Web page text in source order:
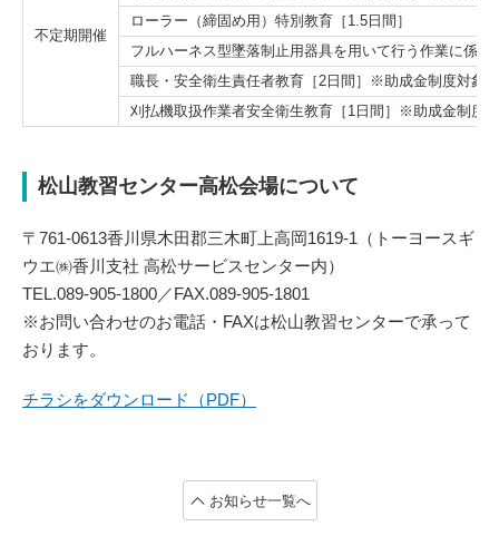
不定期開催
ローラー（締固め用）特別教育［1.5日間］
フルハーネス型墜落制止用器具を用いて行う作業に係る
職長・安全衛生責任者教育［2日間］
※助成金制度対象外
刈払機取扱作業者安全衛生教育［1日間］
※助成金制度
松山教習センター高松会場について
〒761-0613香川県木田郡三木町上高岡1619-1（トーヨースギ
ウエ㈱香川支社 高松サービスセンター内）
TEL.089-905-1800／FAX.089-905-1801
※お問い合わせのお電話・FAXは松山教習センターで承って
おります。
チラシをダウンロード（PDF）
お知らせ一覧へ